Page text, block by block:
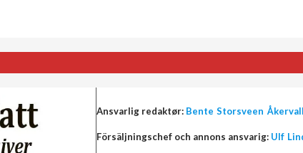
Ansvarlig redaktør: Bente Storsveen Åkervall
Försäljningschef och annons ansvarig: Ulf